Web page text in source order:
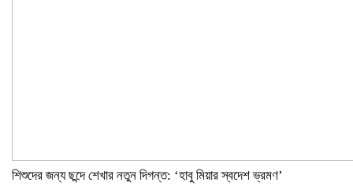
শিশুদের জন্য ছন্দে শেখার নতুন দিগন্ত: ‘হাবু মিয়ার স্বদেশ ভ্রমণ’